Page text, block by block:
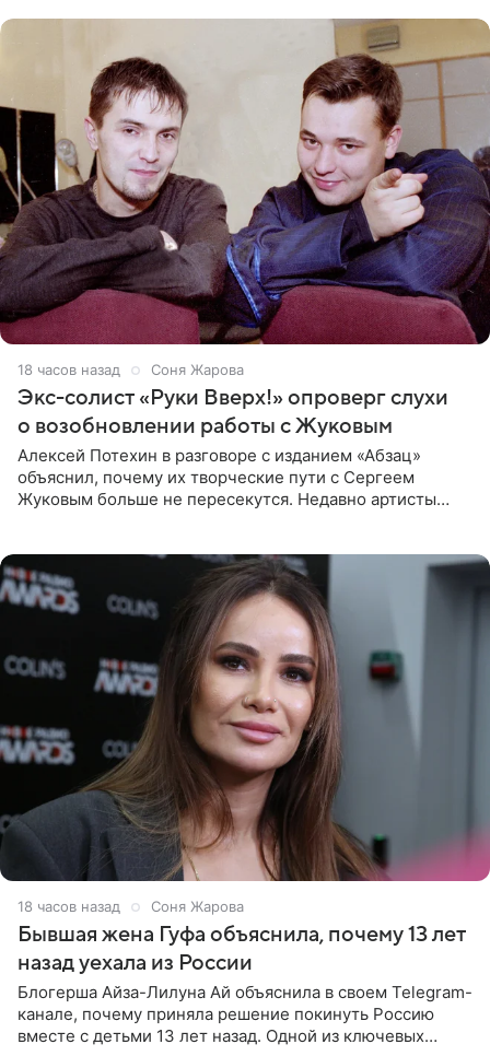
18 часов назад Соня Жарова
Экс-солист «Руки Вверх!» опроверг слухи
о возобновлении работы с Жуковым
Алексей Потехин в разговоре с изданием «Абзац»
объяснил, почему их творческие пути с Сергеем
Жуковым больше не пересекутся. Недавно артисты
18 часов назад Соня Жарова
Бывшая жена Гуфа объяснила, почему 13 лет
назад уехала из России
Блогерша Айза-Лилуна Ай объяснила в своем Telegram-
канале, почему приняла решение покинуть Россию
вместе с детьми 13 лет назад. Одной из ключевых